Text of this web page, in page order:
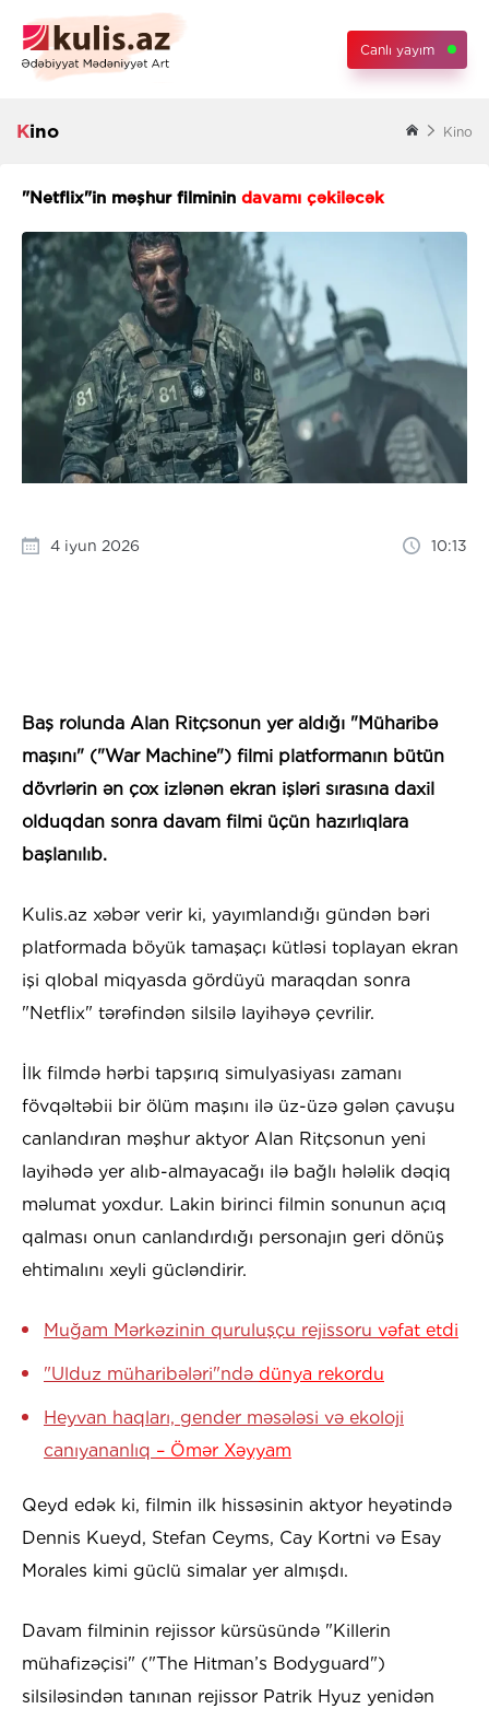
Canlı yayım
Kino Kino
"Netflix"in məşhur filminin davamı çəkiləcək
4 iyun 2026 10:13
Baş rolunda Alan Ritçsonun yer aldığı "Müharibə
maşını" ("War Machine") filmi platformanın bütün
dövrlərin ən çox izlənən ekran işləri sırasına daxil
olduqdan sonra davam filmi üçün hazırlıqlara
başlanılıb.
Kulis.az xəbər verir ki, yayımlandığı gündən bəri
platformada böyük tamaşaçı kütləsi toplayan ekran
işi qlobal miqyasda gördüyü maraqdan sonra
"Netflix" tərəfindən silsilə layihəyə çevrilir.
İlk filmdə hərbi tapşırıq simulyasiyası zamanı
fövqəltəbii bir ölüm maşını ilə üz-üzə gələn çavuşu
canlandıran məşhur aktyor Alan Ritçsonun yeni
layihədə yer alıb-almayacağı ilə bağlı hələlik dəqiq
məlumat yoxdur. Lakin birinci filmin sonunun açıq
qalması onun canlandırdığı personajın geri dönüş
ehtimalını xeyli gücləndirir.
Muğam Mərkəzinin quruluşçu rejissoru vəfat etdi
"Ulduz müharibələri"ndə dünya rekordu
Heyvan haqları, gender məsələsi və ekoloji
canıyananlıq – Ömər Xəyyam
Qeyd edək ki, filmin ilk hissəsinin aktyor heyətində
Dennis Kueyd, Stefan Ceyms, Cay Kortni və Esay
Morales kimi güclü simalar yer almışdı.
Davam filminin rejissor kürsüsündə "Killerin
mühafizəçisi" ("The Hitman’s Bodyguard")
silsiləsindən tanınan rejissor Patrik Hyuz yenidən